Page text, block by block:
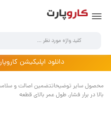
دانلود اپلیکیشن
محصول سایر توضیحاتتضمین اصالت و سلامت
بالا در برار فشار, طول عمر بالای قطعه